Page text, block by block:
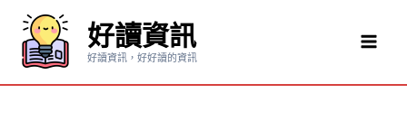
要
好讀資訊
好讀資訊，好好讀的資訊